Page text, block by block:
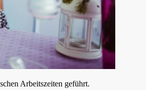
Arbeitszeiten geführt.